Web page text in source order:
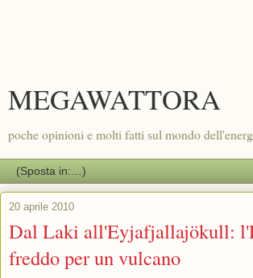
MEGAWATTORA
poche opinioni e molti fatti sul mondo
20 aprile 2010
Dal Laki all'Eyjafjallajökull:
freddo per un vulcano